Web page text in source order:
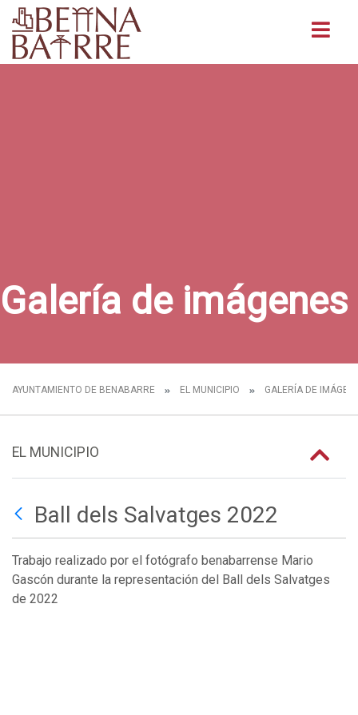
Galería de imágenes
AYUNTAMIENTO DE BENABARRE EL MUNICIPIO GALERÍA DE
EL MUNICIPIO
Ball dels Salvatges 2022
Trabajo realizado por el fotógrafo benabarrense Mario
Gascón durante la representación del Ball dels Salvatges
de 2022